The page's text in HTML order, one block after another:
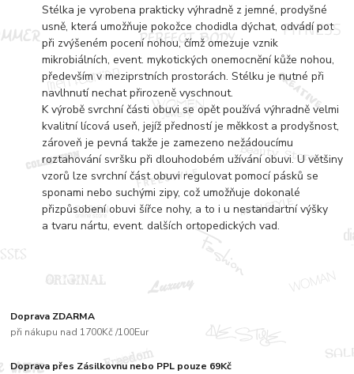
Doprava ZDARMA
při nákupu nad 1700Kč /100Eur
Doprava přes Zásilkovnu nebo PPL pouze 69Kč
Stélka je vyrobena prakticky výhradně z jemné, prodyšné
usně, která umožňuje pokožce chodidla dýchat, odvádí pot
při zvýšeném pocení nohou, čímž omezuje vznik
mikrobiálních, event. mykotických onemocnění kůže nohou,
především v meziprstních prostorách. Stélku je nutné při
navlhnutí nechat přirozeně vyschnout.
K výrobě svrchní části obuvi se opět používá výhradně velmi
kvalitní lícová useň, jejíž předností je měkkost a prodyšnost,
zároveň je pevná takže je zamezeno nežádoucímu
roztahování svršku při dlouhodobém užívání obuvi. U většiny
vzorů lze svrchní část obuvi regulovat pomocí pásků se
sponami nebo suchými zipy, což umožňuje dokonalé
přizpůsobení obuvi šířce nohy, a to i u nestandartní výšky
a tvaru nártu, event. dalších ortopedických vad.